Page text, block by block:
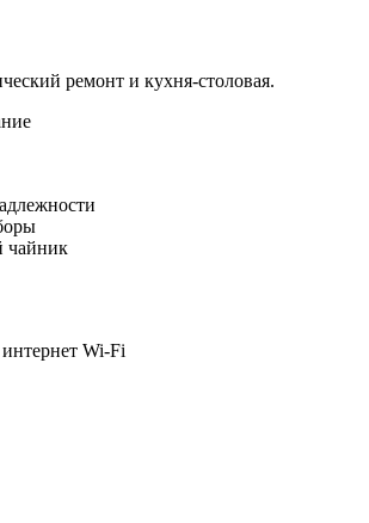
ремонт и кухня-столовая.
чайник
Wi-Fi